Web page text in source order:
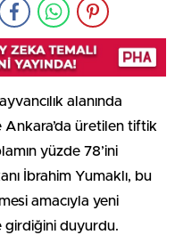
alanında
Ankara’da üretilen tiftik
yüzde 78’ini
İbrahim Yumaklı, bu
amacıyla yeni
girdiğini duyurdu.